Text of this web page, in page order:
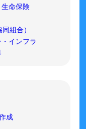
命保険
組合）
インフラ
成